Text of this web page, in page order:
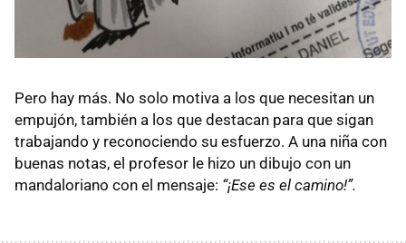
Pero hay más. No solo motiva a los que necesitan un
empujón, también a los que destacan para que sigan
trabajando y reconociendo su esfuerzo. A una niña con
buenas notas, el profesor le hizo un dibujo con un
mandaloriano con el mensaje: “¡Ese es el camino!”.